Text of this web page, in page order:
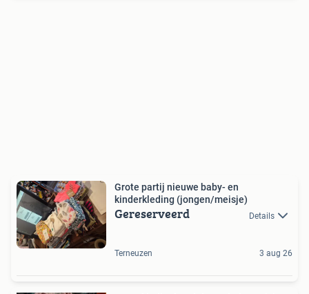
Grote partij nieuwe baby- en
kinderkleding (jongen/meisje)
Gereserveerd Details
Terneuzen 3 aug 26